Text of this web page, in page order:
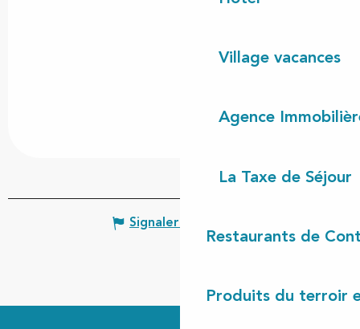
Village vacances
Agence
La Taxe de Séjour
Restaurants de
Produits du terroir
Signaler une erreur